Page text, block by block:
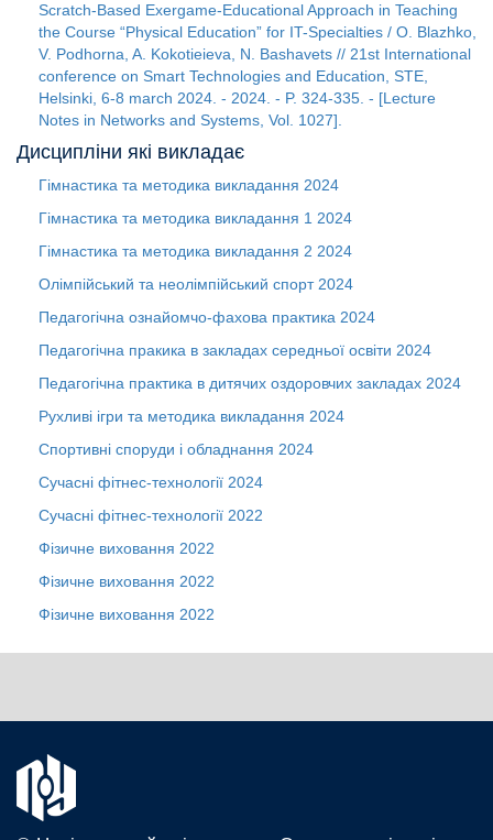
Scratch-Based Exergame-Educational Approach in Teaching
the Course “Physical Education” for IT-Specialties / O. Blazhko,
V. Podhorna, A. Kokotieieva, N. Bashavets // 21st International
conference on Smart Technologies and Education, STE,
Helsinki, 6-8 march 2024. - 2024. - P. 324-335. - [Lecture
Notes in Networks and Systems, Vol. 1027].
Дисципліни які викладає
Гімнастика та методика викладання 2024
Гімнастика та методика викладання 1 2024
Гімнастика та методика викладання 2 2024
Олімпійський та неолімпійський спорт2024
Педагогічна ознайомчо-фахова практика 2024
Педагогічна пракика в закладах середньої освіти 2024
Педагогічна практика в дитячих оздоровчих закладах 2024
Рухливі ігри та методика викладання 2024
Спортивні споруди і обладнання 2024
Сучасні фітнес-технології 2024
Сучасні фітнес-технології 2022
Фізичне виховання 2022
Фізичне виховання 2022
Фізичне виховання 2022